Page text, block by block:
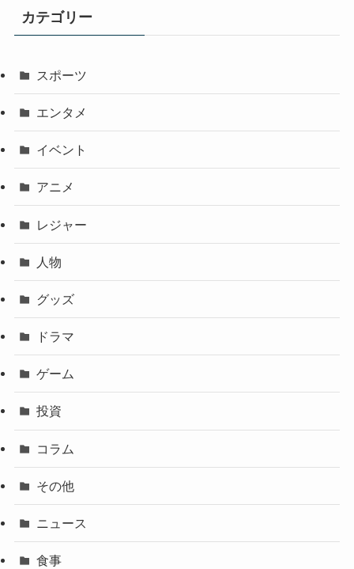
カテゴリー
スポーツ
エンタメ
イベント
アニメ
レジャー
人物
グッズ
ドラマ
ゲーム
投資
コラム
その他
ニュース
食事